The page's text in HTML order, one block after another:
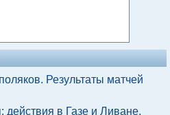
Результаты матчей
действия в Газе и Ливане,